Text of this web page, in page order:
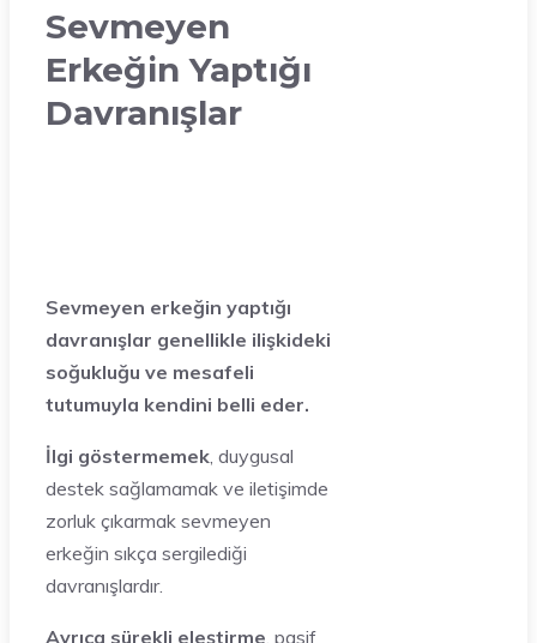
Sevmeyen
Erkeğin Yaptığı
Davranışlar
Sevmeyen erkeğin yaptığı
davranışlar genellikle ilişkideki
soğukluğu ve mesafeli
tutumuyla kendini belli eder.
İlgi göstermemek , duygusal
destek sağlamamak ve iletişimde
zorluk çıkarmak sevmeyen
erkeğin sıkça sergilediği
davranışlardır.
Ayrıca sürekli eleştirme , pasif